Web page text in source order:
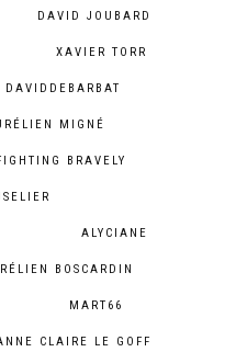
DAVID JOUBARD
XAVIER TORR
DAVIDDEBARBAT
MIGNÉ
BRAVELY
ALYCIANE
BOSCARDIN
MART66
CLAIRE LE GOFF